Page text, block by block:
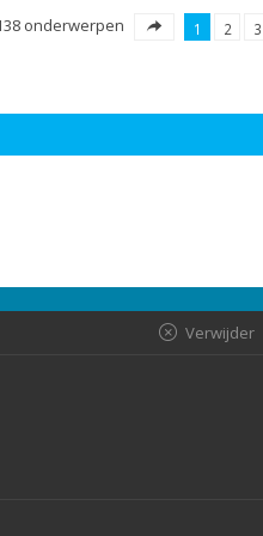
onderwerpen 1 2 3
Verwijder